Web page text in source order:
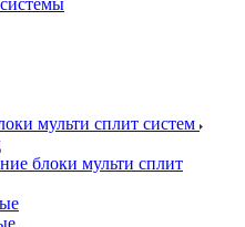
мульти сплит систем
блоки мульти сплит